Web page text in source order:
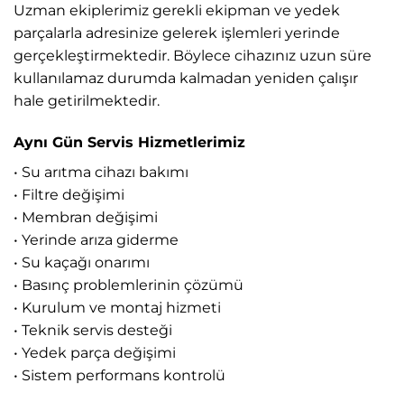
Uzman ekiplerimiz gerekli ekipman ve yedek
parçalarla adresinize gelerek işlemleri yerinde
gerçekleştirmektedir. Böylece cihazınız uzun süre
kullanılamaz durumda kalmadan yeniden çalışır
hale getirilmektedir.
Aynı Gün Servis Hizmetlerimiz
• Su arıtma cihazı bakımı
• Filtre değişimi
• Membran değişimi
• Yerinde arıza giderme
• Su kaçağı onarımı
• Basınç problemlerinin çözümü
• Kurulum ve montaj hizmeti
• Teknik servis desteği
• Yedek parça değişimi
• Sistem performans kontrolü